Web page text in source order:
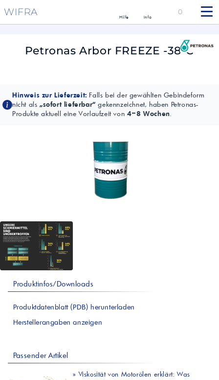
WIFRA Hilfe Info
0
Petronas Arbor FREEZE -38°C
Hinweis zur Lieferzeit: Falls bei der gewählten Gebindeform
nicht als „sofort lieferbar“ gekennzeichnet, haben Petronas-
Produkte aktuell eine Vorlaufzeit von 4–8 Wochen.
Produktinfos/Downloads
Produktdatenblatt (PDB) herunterladen
Herstellerangaben anzeigen
Passender Artikel
» Viskosität von Motorölen erklärt: Was